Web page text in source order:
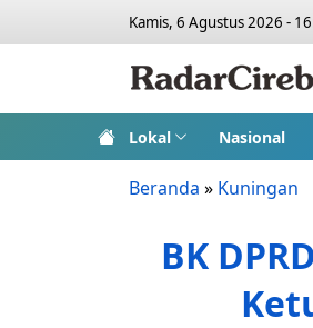
Kamis, 6 Agustus 2026 -
Lokal Nasional
Beranda » Kuningan
BK